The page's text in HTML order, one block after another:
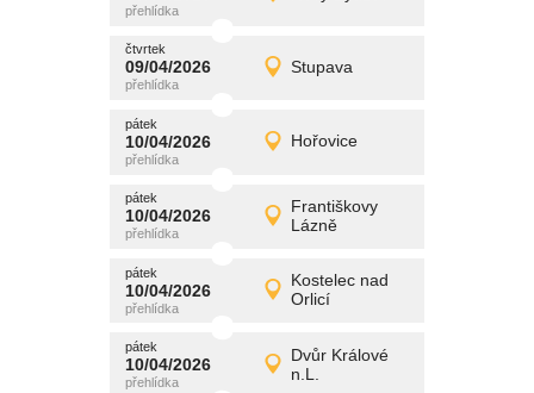
středa
čtvrtek
09/04/2026 Stupava
čtvrtek
09/04/2026 Detail
promítání
pátek
10/04/2026 Hořovice
pátek
10/04/2026 Detail
promítání
pátek
10/04/2026
Františkovy
Lázně
pátek
10/04/2026 Detail
promítání
pátek
10/04/2026
Kostelec nad
Orlicí
pátek
10/04/2026 Detail
promítání
pátek
10/04/2026
Dvůr Králové
n.L.
pátek
10/04/2026 Detail
promítání